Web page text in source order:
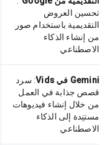
تحسين العروض
التقديمية باستخدام صور
من إنشاء الذكاء
الاصطناعي
Gemini في Vids
: سرد
قصص جذابة في العمل
من خلال إنشاء فيديوهات
مستنِدة إلى الذكاء
الاصطناعي